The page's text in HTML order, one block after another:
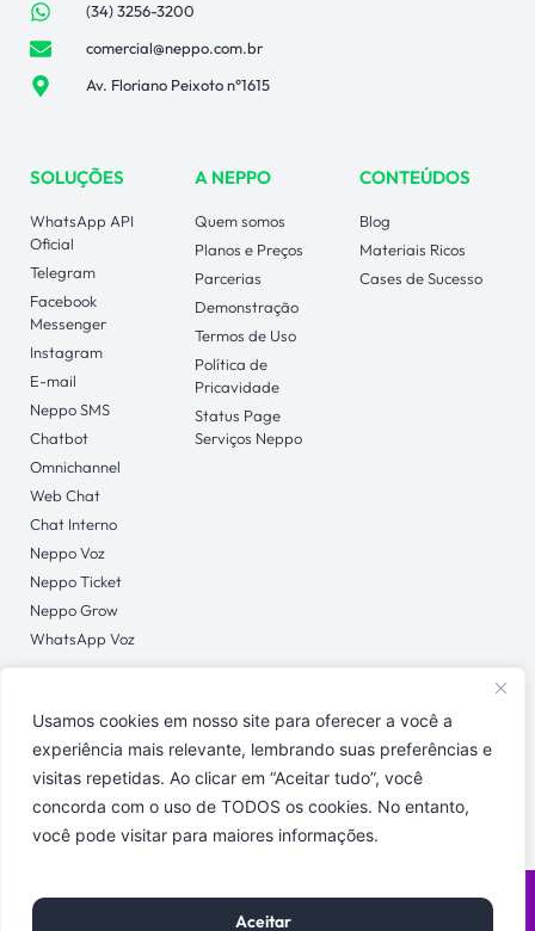
Usamos cookies em nosso site para oferecer a você a
experiência mais relevante, lembrando suas preferências e
visitas repetidas. Ao clicar em “Aceitar tudo”, você
concorda com o uso de TODOS os cookies. No entanto,
você pode visitar para maiores informações.
Aceitar
(34) 3256-3200
comercial@neppo.com.br
Av. Floriano Peixoto n°1615
SOLUÇÕES
WhatsApp API
Oficial
Telegram
Facebook
Messenger
Instagram
E-mail
Neppo SMS
Chatbot
Omnichannel
Web Chat
Chat Interno
Neppo Voz
Neppo Ticket
Neppo Grow
WhatsApp Voz
A NEPPO
Quem somos
Planos e Preços
Parcerias
Demonstração
Termos de Uso
Política de
Pricavidade
Status Page
Serviços Neppo
CONTEÚDOS
Blog
Materiais Ricos
Cases de Sucesso
CONTATO
Central de Ajuda
Copyright © 2026 Neppo | Todos os direitos reservados.